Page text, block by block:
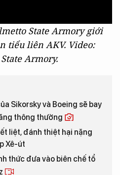
State Armory giới
tiểu liên AKV. Video:
Armory.
Sikorsky và Boeing sẽ bay
thông thường
liệt, đánh thiệt hại nặng
Xê-út
thức đưa vào biên chế tổ